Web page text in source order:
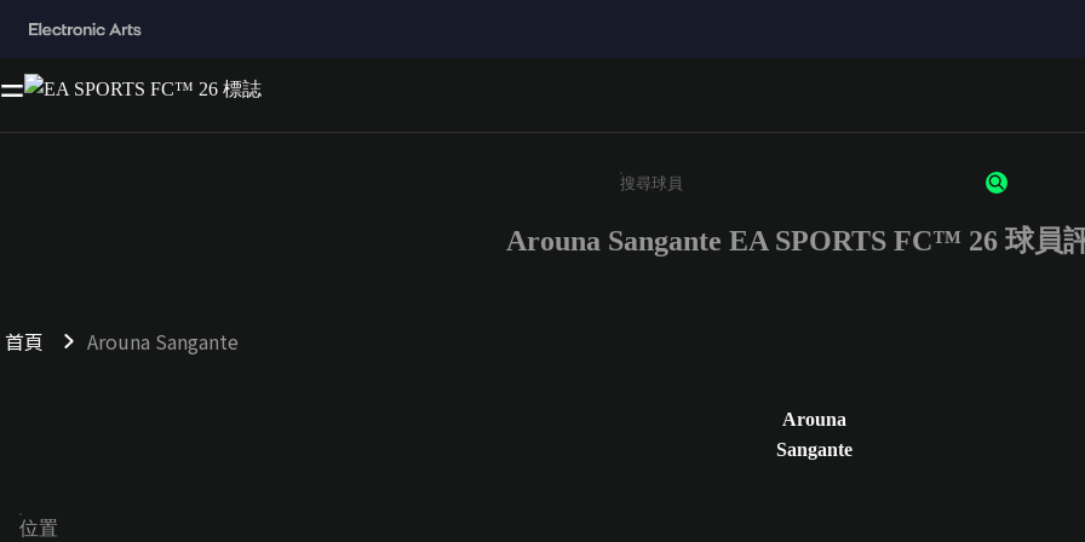
請輸入至少 3 個字元或數字
Arouna Sangante EA SPORTS FC™ 26 球員
首頁 Arouna Sangante
Arouna
Sangante
位置